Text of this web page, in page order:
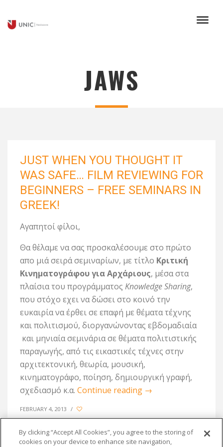
JAWS
JUST WHEN YOU THOUGHT IT
WAS SAFE… FILM REVIEWING FOR
BEGINNERS – FREE SEMINARS IN
GREEK!
Αγαπητοί φίλοι,
Θα θἐλαμε να σας προσκαλέσουμε στο πρώτο
απο μιά σειρά σεμιναρίων, με τίτλο Κριτική
Κινηματογράφου για Αρχάριους, μέσα στα
πλαίσια του προγράμματος KnowledgeSharing,
που στόχο εχει να δώσει στο κοινό την
ευκαιρία να έρθει σε επαφή με θέματα τέχνης
και πολιτισμού, διοργανώνοντας εβδομαδιαία
και μηνιαία σεμινάρια σε θέματα πολιτιστικής
παραγωγής, από τις εικαστικές τέχνες στην
αρχιτεκτονική, θεωρία, μουσική,
κινηματογράφο, ποίηση, δημιουργική γραφή,
σχεδιασμό κ.α. Continue reading →
FEBRUARY 4, 2013 /
By clicking “Accept All Cookies”, you agree to the storing of
cookies on your device to enhance site navigation,